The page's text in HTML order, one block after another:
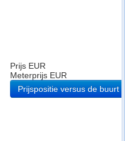
Prijs EUR
Meterprijs EUR
Prijspositie versus de buurt